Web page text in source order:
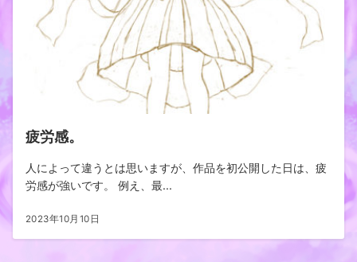
疲労感。
人によって違うとは思いますが、作品を初公開した日は、疲
労感が強いです。 例え、最...
2023年10月10日